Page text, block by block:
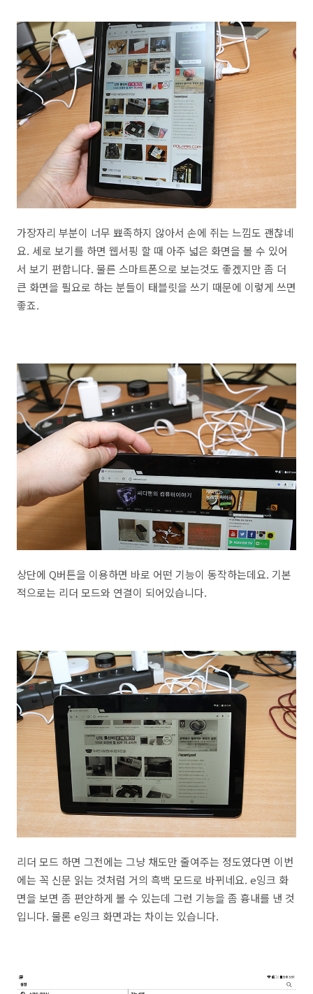
가장자리 부분이 너무 뾰족하지 않아서 손에 쥐는 느낌도 괜찮네
요. 세로 보기를 하면 웹서핑 할 때 아주 넓은 화면을 볼 수 있어
서 보기 편합니다. 물른 스마트폰으로 보는것도 좋겠지만 좀 더
큰 화면을 필요로 하는 분들이 태블릿을 쓰기 때문에 이렇게 쓰면
좋죠.
상단에 Q버튼을 이용하면 바로 어떤 기능이 동작하는데요. 기본
적으로는 리더 모드와 연결이 되어있습니다.
리더 모드 하면 그전에는 그냥 채도만 줄여주는 정도였다면 이번
에는 꼭 신문 읽는 것처럼 거의 흑백 모드로 바뀌네요. e잉크 화
면을 보면 좀 편안하게 볼 수 있는데 그런 기능을 좀 흉내를 낸 것
입니다. 물론 e잉크 화면과는 차이는 있습니다.